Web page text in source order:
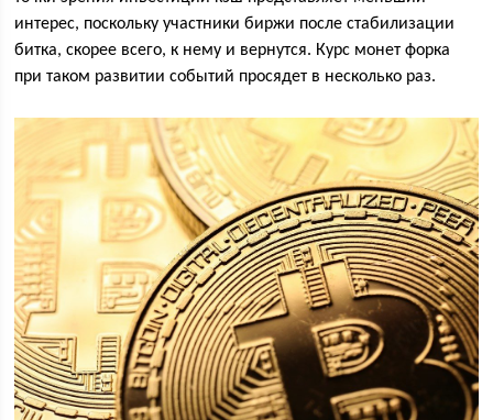
интерес, поскольку участники биржи после стабилизации
битка, скорее всего, к нему и вернутся. Курс монет форка
при таком развитии событий просядет в несколько раз.